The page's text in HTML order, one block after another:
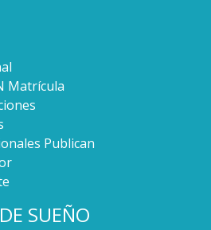
Matrícula
Publican
SUEÑO